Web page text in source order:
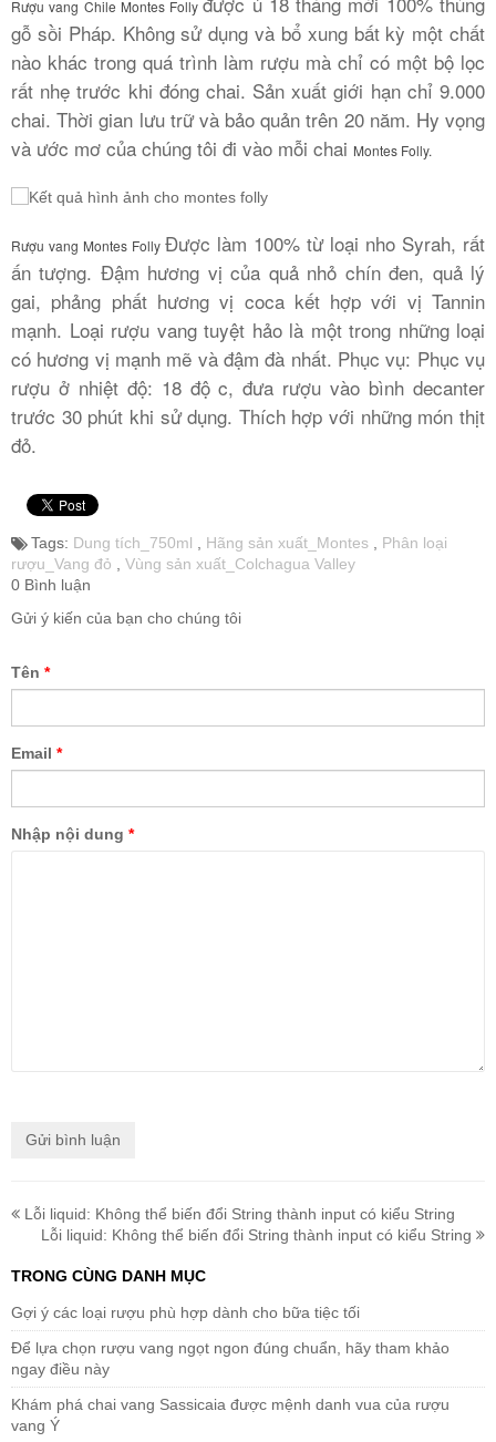
Rượu vang Chile Montes Folly
gỗ sồi Pháp. Không sử dụng và bổ xung bất kỳ một chất
nào khác trong quá trình làm rượu mà chỉ có một bộ lọc
rất nhẹ trước khi đóng chai. Sản xuất giới hạn chỉ 9.000
chai. Thời gian lưu trữ và bảo quản trên 20 năm. Hy vọng
và ước mơ của chúng tôi đi vào mỗi chai Montes Folly.
Rượu vang Montes Folly Được làm 100% từ loại nho Syrah, rất
ấn tượng. Đậm hương vị của quả nhỏ chín đen, quả lý
gai, phảng phất hương vị coca kết hợp với vị Tannin
mạnh. Loại rượu vang tuyệt hảo là một trong những loại
có hương vị mạnh mẽ và đậm đà nhất. Phục vụ: Phục vụ
rượu ở nhiệt độ: 18 độ c, đưa rượu vào bình decanter
trước 30 phút khi sử dụng. Thích hợp với những món thịt
đỏ.
Tags: Dung tích_750ml Hãng sản xuất_Montes
Phân loại
rượu_Vang đỏ
Vùng sản xuất_Colchagua Valley
0 Bình luận
Gửi ý kiến của bạn cho chúng tôi
Tên *
Email *
Nhập nội dung *
Lỗi liquid: Không thể biến đổi String thành input có kiểu String
Lỗi liquid: Không thể biến đổi String thành input có kiểu String
TRONG CÙNG DANH MỤC
Gợi ý các loại rượu phù hợp dành cho bữa tiệc tối
Để lựa chọn rượu vang ngọt ngon đúng chuẩn, hãy tham khảo
ngay điều này
Khám phá chai vang Sassicaia được mệnh danh vua của rượu
vang Ý